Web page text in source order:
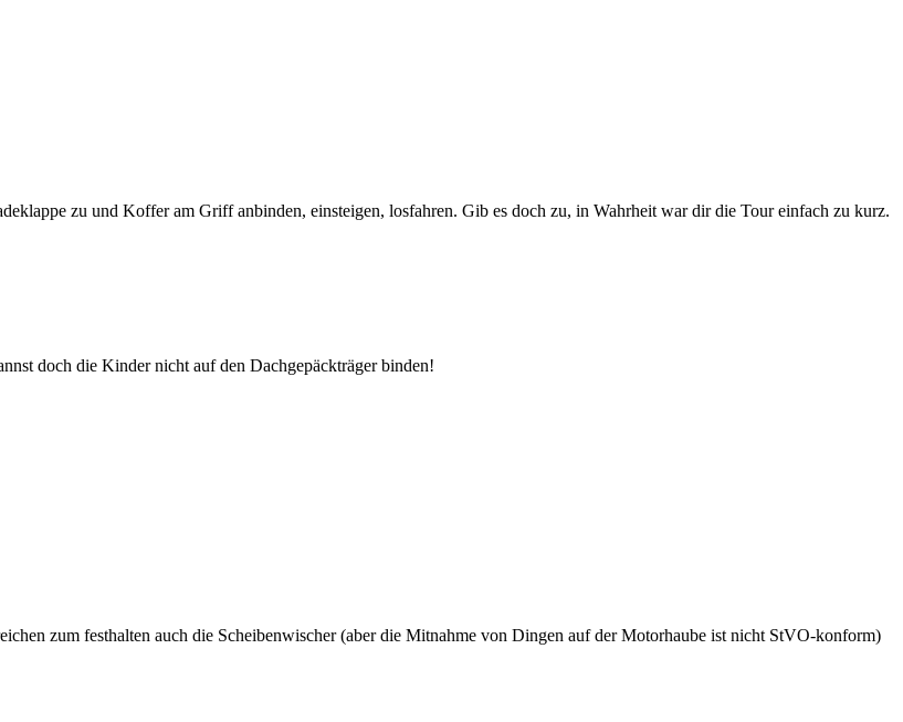
zu und Koffer am Griff anbinden, einsteigen, losfahren. Gib es doch zu, in Wahrheit war dir die Tour einfach zu kurz.
doch die Kinder nicht auf den Dachgepäckträger binden!
zum festhalten auch die Scheibenwischer (aber die Mitnahme von Dingen auf der Motorhaube ist nicht StVO-konform)